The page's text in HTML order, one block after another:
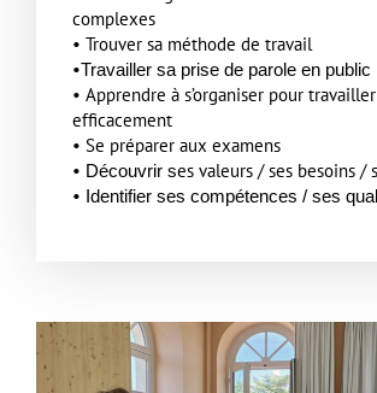
complexes
• Trouver sa méthode de travail
•Travailler sa prise de parole en
• Apprendre à s’organiser pour travailler
efficacement
• Se préparer aux examens
• Découvrir ses valeurs / ses besoins /
• Identifier ses compétences / ses